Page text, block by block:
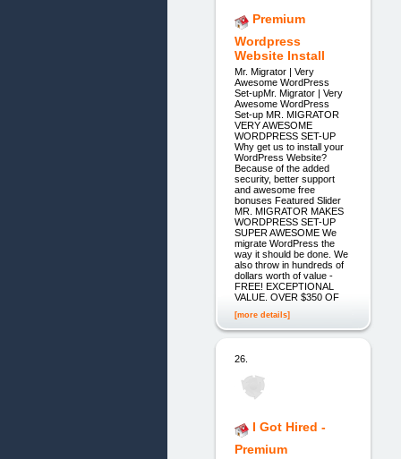
Premium
Wordpress
Website Install
Mr. Migrator | Very
Awesome WordPress
Set-upMr. Migrator | Very
Awesome WordPress
Set-up MR. MIGRATOR
VERY AWESOME
WORDPRESS SET-UP
Why get us to install your
WordPress Website?
Because of the added
security, better support
and awesome free
bonuses Featured Slider
MR. MIGRATOR MAKES
WORDPRESS SET-UP
SUPER AWESOME We
migrate WordPress the
way it should be done. We
also throw in hundreds of
dollars worth of value -
FREE! EXCEPTIONAL
VALUE. OVER $350 OF
[more details]
26.
I Got Hired -
Premium